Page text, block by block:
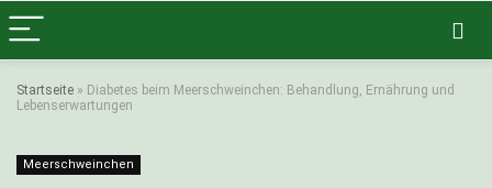
Startseite » Diabetes beim Meerschweinchen: Behandlung, Ernährung und
Lebenserwartungen
Meerschweinchen